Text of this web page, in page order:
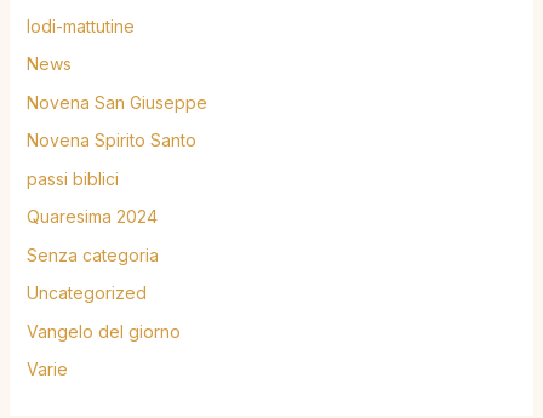
lodi-mattutine
News
Novena San Giuseppe
Novena Spirito Santo
passi biblici
Quaresima 2024
Senza categoria
Uncategorized
Vangelo del giorno
Varie